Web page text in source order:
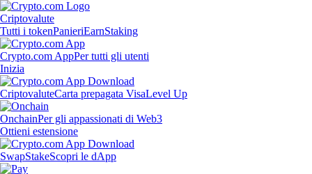
Criptovalute
Tutti i tokenPanieriEarnStaking
Crypto.com AppPer tutti gli utenti
Inizia
CriptovaluteCarta prepagata VisaLevel Up
OnchainPer gli appassionati di Web3
Ottieni estensione
SwapStakeScopri le dApp